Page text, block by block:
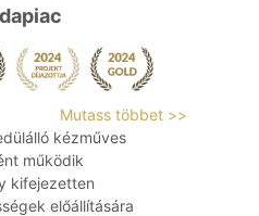
Mutass többet >>
kézműves
működik
kifejezetten
előállítására